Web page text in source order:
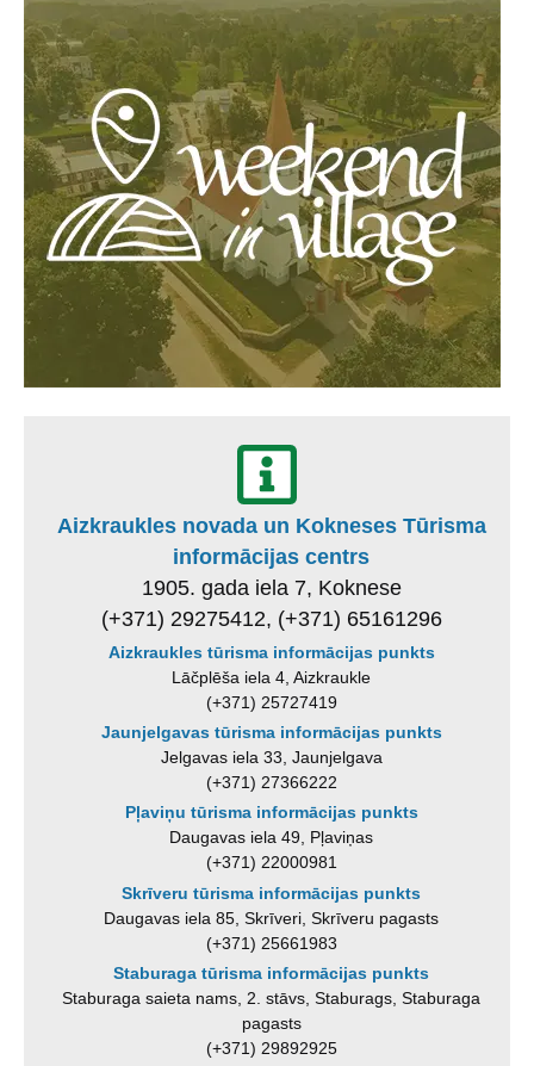
Aizkraukles novada un Kokneses Tūrisma
informācijas centrs
1905. gada iela 7, Koknese
(+371) 29275412, (+371) 65161296
Aizkraukles tūrisma informācijas punkts
Lāčplēša iela 4, Aizkraukle
(+371) 25727419
Jaunjelgavas tūrisma informācijas punkts
Jelgavas iela 33, Jaunjelgava
(+371) 27366222
Pļaviņu tūrisma informācijas punkts
Daugavas iela 49, Pļaviņas
(+371) 22000981
Skrīveru tūrisma informācijas punkts
Daugavas iela 85, Skrīveri, Skrīveru pagasts
(+371) 25661983
Staburaga tūrisma informācijas punkts
Staburaga saieta nams, 2. stāvs, Staburags, Staburaga
pagasts
(+371) 29892925